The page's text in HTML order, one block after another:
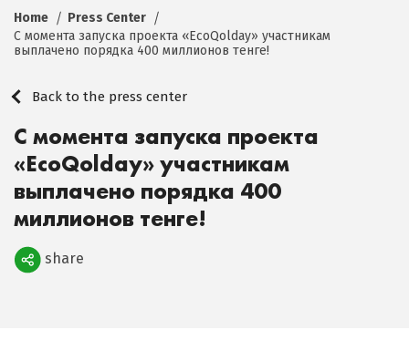
Home
Press Center
С момента запуска проекта «EcoQolday» участникам
выплачено порядка 400 миллионов тенге!
Back to the press center
С момента запуска проекта
«EcoQolday» участникам
выплачено порядка 400
миллионов тенге!
Поделиться
share